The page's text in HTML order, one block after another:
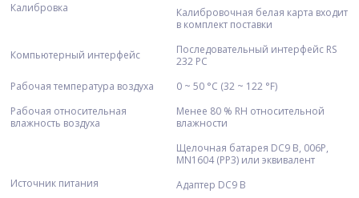
Калибровка
Калибровочная белая карта входит
в комплект поставки
Компьютерный интерфейс
Последовательный интерфейс RS
232 PC
Рабочая температура воздуха
0 ~ 50 °C (32 ~ 122 °F)
Рабочая относительная
влажность воздуха
Менее 80 % RH относительной
влажности
Источник питания
Щелочная батарея DC9 В, 006P,
MN1604 (PP3) или эквивалент
Адаптер DC9 В